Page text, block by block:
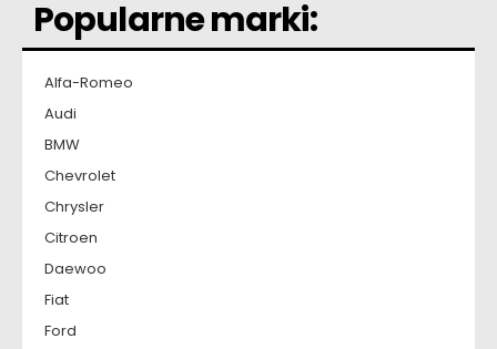
Popularne marki:
Alfa-Romeo
Audi
BMW
Chevrolet
Chrysler
Citroen
Daewoo
Fiat
Ford